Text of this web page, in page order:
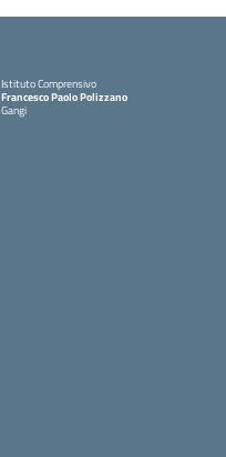
Istituto Comprensivo
Francesco Paolo Polizzano
Gangi
— Visita la pagina iniziale della scuola